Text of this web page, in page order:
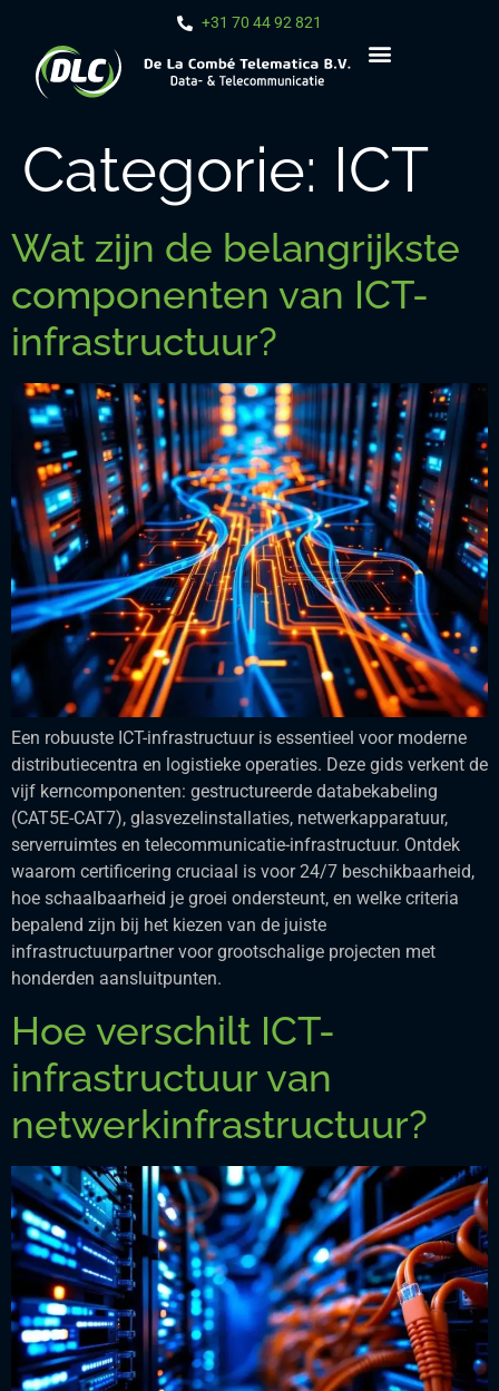
+31 70 44 92 821
Categorie: ICT
Wat zijn de belangrijkste
componenten van ICT-
infrastructuur?
Een robuuste ICT-infrastructuur is essentieel voor moderne
distributiecentra en logistieke operaties. Deze gids verkent de
vijf kerncomponenten: gestructureerde databekabeling
(CAT5E-CAT7), glasvezelinstallaties, netwerkapparatuur,
serverruimtes en telecommunicatie-infrastructuur. Ontdek
waarom certificering cruciaal is voor 24/7 beschikbaarheid,
hoe schaalbaarheid je groei ondersteunt, en welke criteria
bepalend zijn bij het kiezen van de juiste
infrastructuurpartner voor grootschalige projecten met
honderden aansluitpunten.
Hoe verschilt ICT-
infrastructuur van
netwerkinfrastructuur?